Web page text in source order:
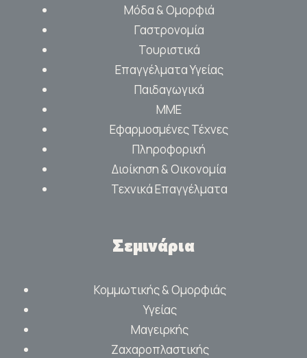
Μόδα & Ομορφιά
Γαστρονομία
Τουριστικά
Επαγγέλματα Υγείας
Παιδαγωγικά
ΜΜΕ
Εφαρμοσμένες Τέχνες
Πληροφορική
Διοίκηση & Οικονομία
Τεχνικά Επαγγέλματα
Σεμινάρια
Κομμωτικής & Ομορφιάς
Υγείας
Μαγειρκής
Ζαχαροπλαστικής